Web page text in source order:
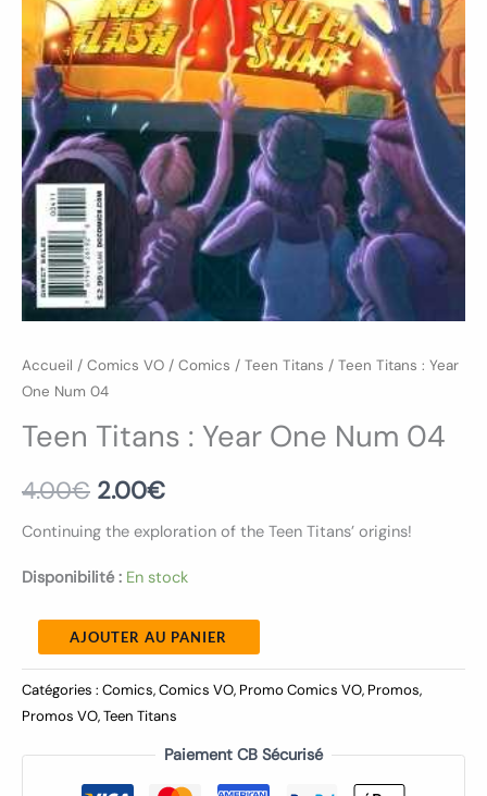
Accueil / Comics VO / Comics / Teen Titans / Teen Titans : Year
One Num 04
Teen Titans : Year One Num 04
4.00€ 2.00€
Continuing the exploration of the Teen Titans’ origins!
Disponibilité : En stock
AJOUTER AU PANIER
Catégories : Comics,Comics VO, Promo Comics VO, Promos,
Promos VO,Teen Titans
Paiement CB Sécurisé